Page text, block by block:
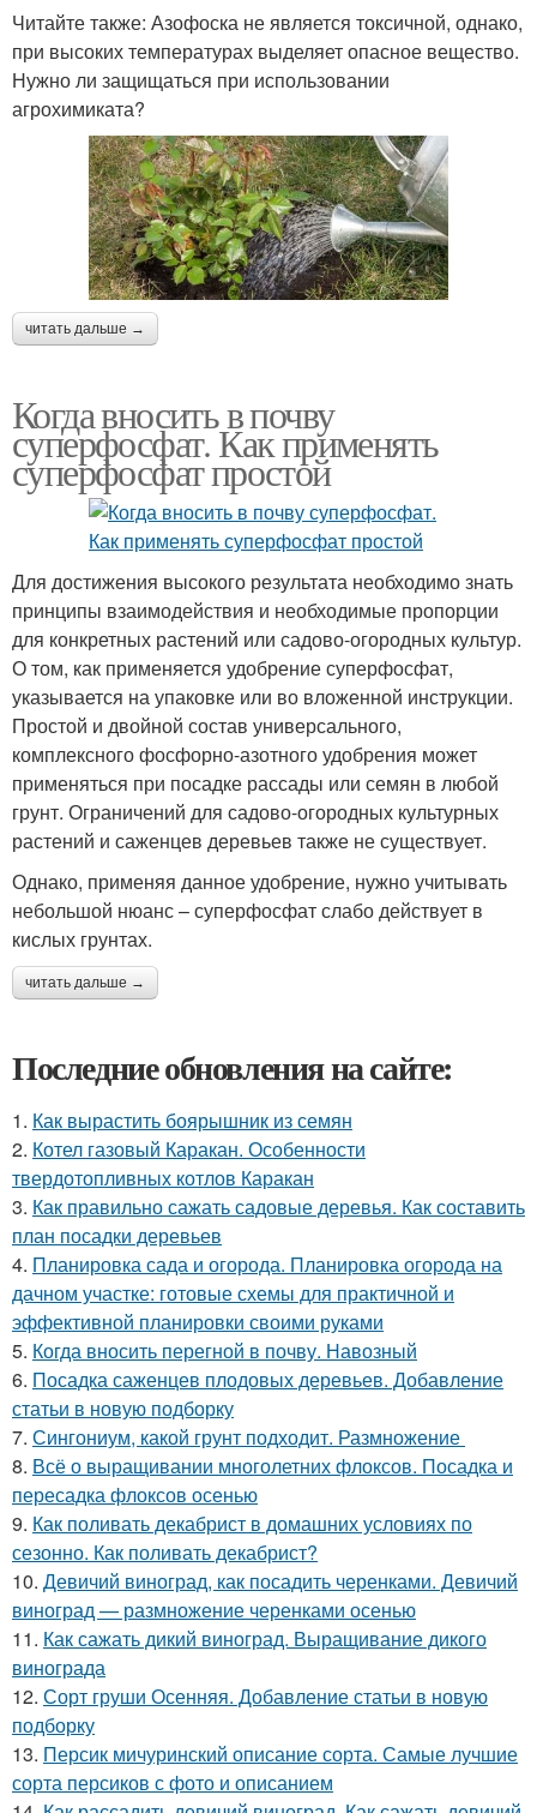
Читайте также: Азофоска не является токсичной, однако,
при высоких температурах выделяет опасное вещество.
Нужно ли защищаться при использовании
агрохимиката?
читать дальше →
Когда вносить в почву
суперфосфат. Как применять
суперфосфат простой
Для достижения высокого результата необходимо знать
принципы взаимодействия и необходимые пропорции
для конкретных растений или садово-огородных культур.
О том, как применяется удобрение суперфосфат,
указывается на упаковке или во вложенной инструкции.
Простой и двойной состав универсального,
комплексного фосфорно-азотного удобрения может
применяться при посадке рассады или семян в любой
грунт. Ограничений для садово-огородных культурных
растений и саженцев деревьев также не существует.
Однако, применяя данное удобрение, нужно учитывать
небольшой нюанс – суперфосфат слабо действует в
кислых грунтах.
читать дальше →
Последние обновления на сайте:
1. Как вырастить боярышник из семян
2. Котел газовый Каракан. Особенности
твердотопливных котлов Каракан
3. Как правильно сажать садовые деревья. Как составить
план посадки деревьев
4. Планировка сада и огорода. Планировка огорода на
дачном участке: готовые схемы для практичной и
эффективной планировки своими руками
5. Когда вносить перегной в почву. Навозный
6. Посадка саженцев плодовых деревьев. Добавление
статьи в новую подборку
7. Сингониум, какой грунт подходит. Размножение
8. Всё о выращивании многолетних флоксов. Посадка и
пересадка флоксов осенью
9. Как поливать декабрист в домашних условиях по
сезонно. Как поливать декабрист?
10. Девичий виноград, как посадить черенками. Девичий
виноград — размножение черенками осенью
11. Как сажать дикий виноград. Выращивание дикого
винограда
12. Сорт груши Осенняя. Добавление статьи в новую
подборку
13. Персик мичуринский описание сорта. Самые лучшие
сорта персиков с фото и описанием